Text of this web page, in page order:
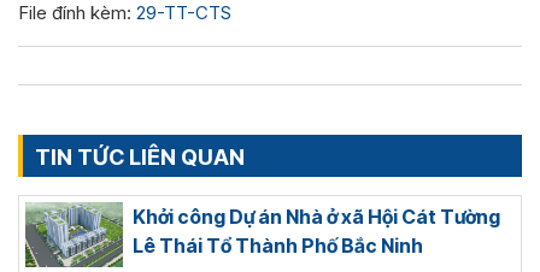
File đính kèm: 29-TT-CTS
TIN TỨC LIÊN QUAN
Khởi công Dự án Nhà ở xã Hội Cát Tường
Lê Thái Tổ Thành Phố Bắc Ninh